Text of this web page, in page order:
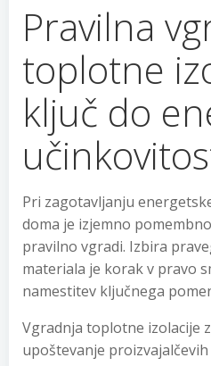
Pravilna
toplotne
ključ do
Pri zagotavljanju
doma je izjemno
pravilno vgradi. Izbira
materiala je korak v pravo
namestitev ključnega
Vgradnja toplotne izolacije
upoštevanje